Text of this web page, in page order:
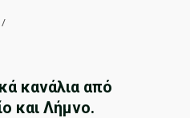
κανάλια από
και Λήμνο.